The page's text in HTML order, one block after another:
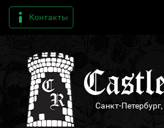
Контакты
Санкт-